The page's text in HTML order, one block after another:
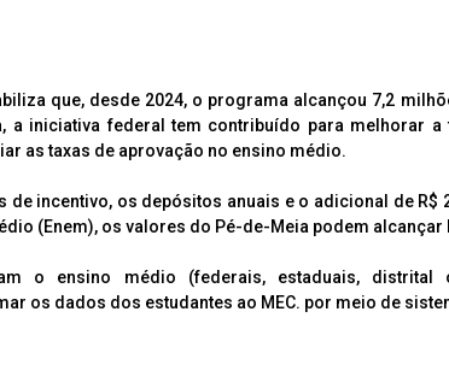
que, desde 2024, o programa alcançou 7,2
a iniciativa federal tem contribuído para melhorar a
as taxas de aprovação no ensino médio.
de incentivo, os depósitos anuais e o adicional de R$
(Enem), os valores do Pé-de-Meia podem alcançar
o ensino médio (federais, estaduais, distrital
os dados dos estudantes ao MEC. por meio de